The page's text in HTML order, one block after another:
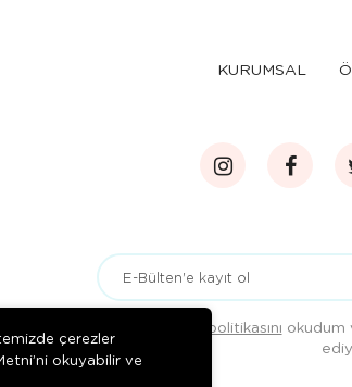
KURUMSAL
Gizlilik politikasını okudum
çerezler
okuyabilir ve